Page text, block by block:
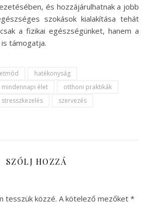
és hozzájárulhatnak a jobb
szokások kialakítása tehát
a fizikai egészségünket, hanem a
támogatja.
hatékonyság
mindennapi élet
otthoni praktikák
stresszkezelés
szervezés
SZÓLJ HOZZÁ
tesszük közzé. A kötelező mezőket *